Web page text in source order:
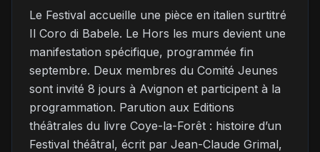
Le Festival accueille une pièce en italien surtitré
Il Coro di Babele. Le Hors les murs devient une
manifestation spécifique, programmée fin
septembre. Deux membres du Comité Jeunes
sont invité 8 jours à Avignon et participent à la
programmation. Parution aux Editions
théâtrales du livre Coye-la-Forêt : histoire d’un
Festival théâtral, écrit par Jean-Claude Grimal,